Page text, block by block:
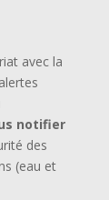
avec la
notifier
des
(eau et